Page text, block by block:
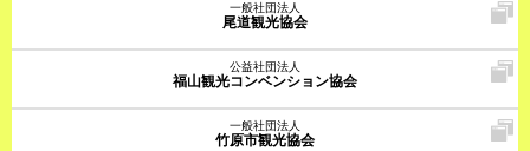
一般社団法人
尾道観光協会
公益社団法人
福山観光コンベンション協会
一般社団法人
竹原市観光協会